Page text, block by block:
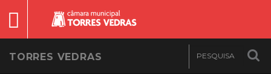
TORRES VEDRAS